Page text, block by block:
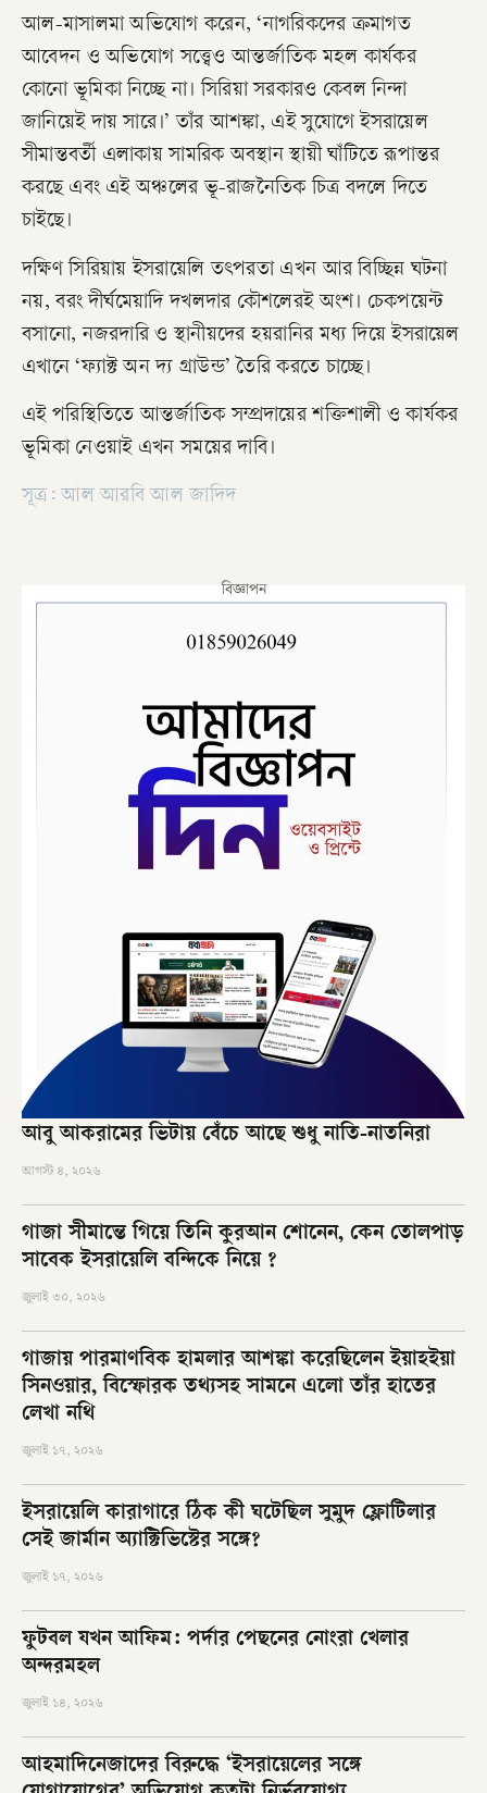
আল-মাসালমা অভিযোগ করেন, ‘নাগরিকদের ক্রমাগত
আবেদন ও অভিযোগ সত্ত্বেও আন্তর্জাতিক মহল কার্যকর
কোনো ভূমিকা নিচ্ছে না। সিরিয়া সরকারও কেবল নিন্দা
জানিয়েই দায় সারে।’ তাঁর আশঙ্কা, এই সুযোগে ইসরায়েল
সীমান্তবর্তী এলাকায় সামরিক অবস্থান স্থায়ী ঘাঁটিতে রূপান্তর
করছে এবং এই অঞ্চলের ভূ-রাজনৈতিক চিত্র বদলে দিতে
চাইছে।
দক্ষিণ সিরিয়ায় ইসরায়েলি তৎপরতা এখন আর বিচ্ছিন্ন ঘটনা
নয়, বরং দীর্ঘমেয়াদি দখলদার কৌশলেরই অংশ। চেকপয়েন্ট
বসানো, নজরদারি ও স্থানীয়দের হয়রানির মধ্য দিয়ে ইসরায়েল
এখানে ‘ফ্যাক্ট অন দ্য গ্রাউন্ড’ তৈরি করতে চাচ্ছে।
এই পরিস্থিতিতে আন্তর্জাতিক সম্প্রদায়ের শক্তিশালী ও কার্যকর
ভূমিকা নেওয়াই এখন সময়ের দাবি।
সূত্র: আল আরবি আল জাদিদ
বিজ্ঞাপন
আবু আকরামের ভিটায় বেঁচে আছে শুধু নাতি-নাতনিরা
আগস্ট ৪, ২০২৬
গাজা সীমান্তে গিয়ে তিনি কুরআন শোনেন, কেন তোলপাড়
সাবেক ইসরায়েলি বন্দিকে নিয়ে ?
জুলাই ৩০, ২০২৬
গাজায় পারমাণবিক হামলার আশঙ্কা করেছিলেন ইয়াহইয়া
সিনওয়ার, বিস্ফোরক তথ্যসহ সামনে এলো তাঁর হাতের
লেখা নথি
জুলাই ১৭, ২০২৬
ইসরায়েলি কারাগারে ঠিক কী ঘটেছিল সুমুদ ফ্লোটিলার
সেই জার্মান অ্যাক্টিভিস্টের সঙ্গে?
জুলাই ১৭, ২০২৬
ফুটবল যখন আফিম: পর্দার পেছনের নোংরা খেলার
অন্দরমহল
জুলাই ১৪, ২০২৬
আহমাদিনেজাদের বিরুদ্ধে ‘ইসরায়েলের সঙ্গে